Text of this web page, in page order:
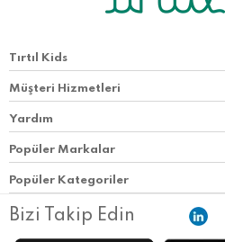
Tırtıl Kids
Müşteri Hizmetleri
Yardım
Popüler Markalar
Popüler Kategoriler
Bizi Takip Edin